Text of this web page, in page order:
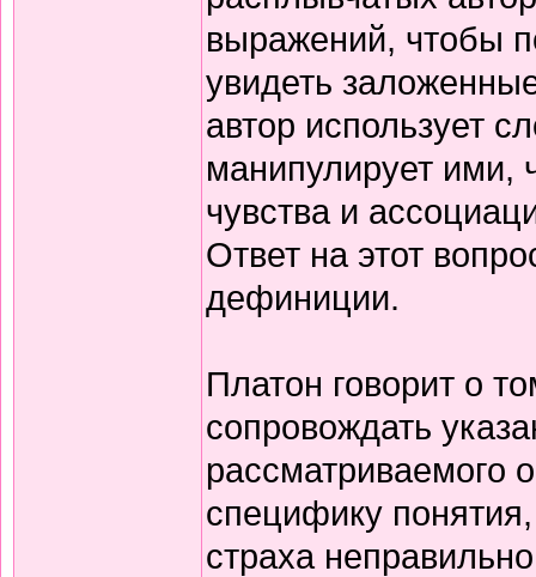
выражений, чтобы
увидеть
автор использует
манипулирует ими,
чувства и
Ответ на этот
дефиниции.
Платон говорит о
сопровождать
рассматриваемого
специфику
страха